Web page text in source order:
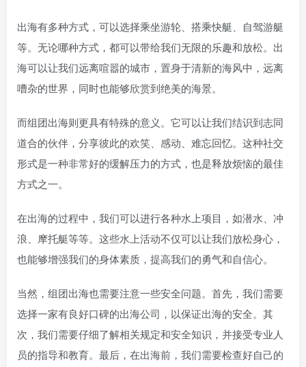
出海有多种方式，可以选择乘坐游轮、搭乘快艇、自驾游艇
等。无论哪种方式，都可以带给我们无限的乐趣和放松。出
海可以让我们远离喧嚣的城市，置身于清新的海风中，远离
嘈杂的世界，同时也能够欣赏到绝美的海景。
而组团出海则更具有特殊的意义。它可以让我们结识到志同
道合的伙伴，分享彼此的欢笑、感动、难忘回忆。这种社交
形式是一种非常好的缓解压力的方式，也是释放烦恼的最佳
方式之一。
在出海的过程中，我们可以进行各种水上项目，如潜水、冲
浪、摩托艇等等。这些水上活动不仅可以让我们放松身心，
也能够增强我们的身体素质，提高我们的勇气和自信心。
当然，组团出海也需要注意一些安全问题。首先，我们需要
选择一家有良好口碑的出海公司，以保证出海的安全。其
次，我们需要仔细了解相关规定和安全知识，并接受专业人
员的指导和教育。最后，在出海前，我们需要检查好自己的